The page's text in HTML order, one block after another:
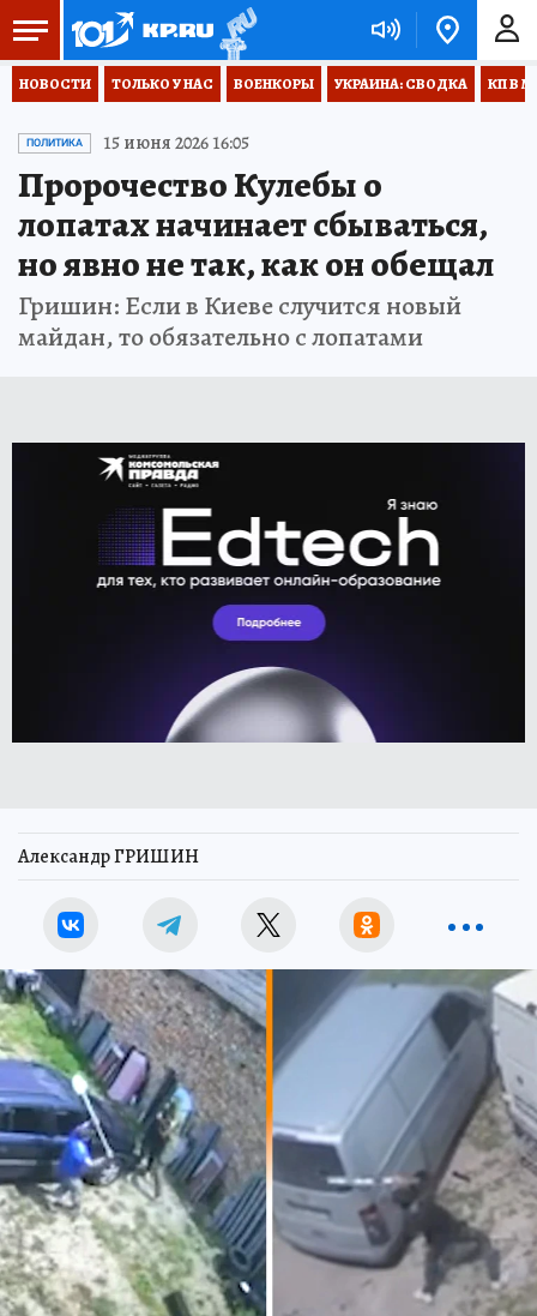
НОВОСТИ ТОЛЬКО У НАС ВОЕНКОРЫ УКРАИНА: СВОДКА КП В
ПОЛИТИКА 15 июня 2026 16:05
Пророчество Кулебы о
лопатах начинает сбываться,
но явно не так, как он обещал
Гришин: Если в Киеве случится новый
майдан, то обязательно с лопатами
Александр ГРИШИН